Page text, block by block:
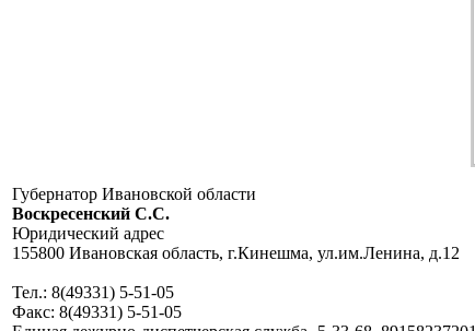
Губернатор Ивановской области
Воскресенский C.C.
Юридический адрес
155800 Ивановская область, г.Кинешма, ул.им.Ленина, д.12
Тел.: 8(49331) 5-51-05
Факс: 8(49331) 5-51-05